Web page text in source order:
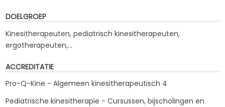
DOELGROEP
Kinesitherapeuten, pediatrisch kinesitherapeuten,
ergotherapeuten,…
ACCREDITATIE
Pro-Q-Kine - Algemeen kinesitherapeutisch 4
Pediatrische kinesitherapie - Cursussen, bijscholingen en